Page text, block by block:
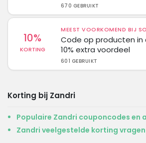
670 GEBRUIKT
10%
KORTING
MEEST VOORKOMEND BIJ
Code op producten in
10% extra voordeel
601 GEBRUIKT
Korting bij Zandri
Populaire Zandri couponcodes en
Zandri veelgestelde korting vragen